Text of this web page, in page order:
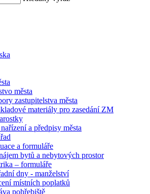
města
zastupitelstva města
materiály pro zasedání ZM
a předpisy města
a formuláře
bytů a nebytových prostor
– formuláře
dny - manželství
místních poplatků
pohřebiště